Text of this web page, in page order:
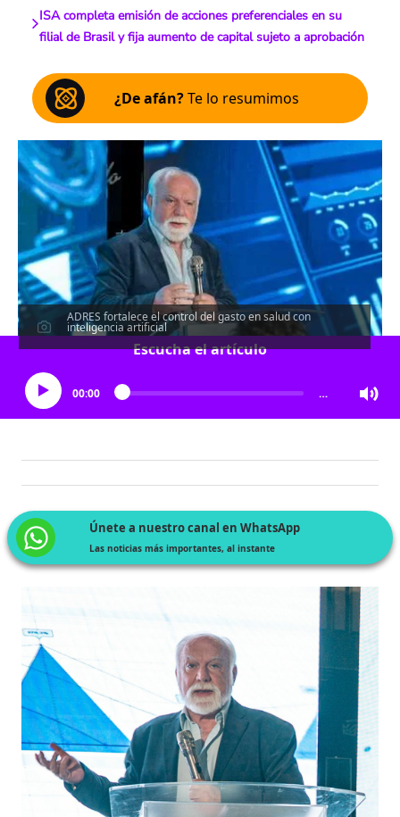
ISA completa emisión de acciones preferenciales en su
filial de Brasil y fija aumento de capital sujeto a aprobación
¿De afán?Te lo resumimos
ADRES fortalece el control del gasto en salud con
inteligencia artificial
Escucha el artículo
00:00 …
Únete a nuestro canal en WhatsApp
Las noticias más importantes, al instante